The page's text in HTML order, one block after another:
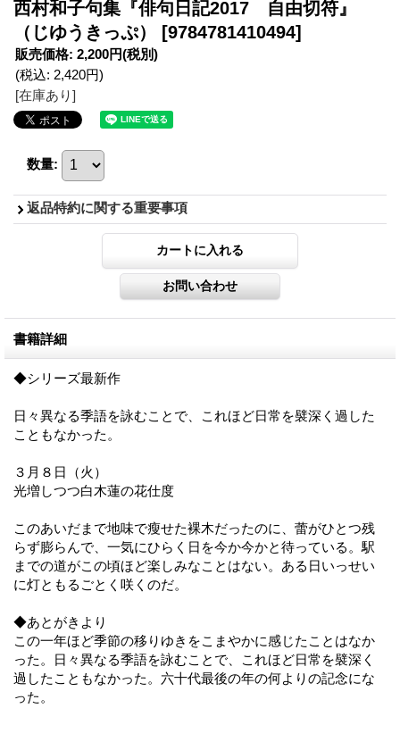
西村和子句集『俳句日記2017 自由切符』
（じゆうきっぷ）
[9784781410494]
販売価格: 2,200円(税別)
(税込: 2,420円)
[在庫あり]
数量:
返品特約に関する重要事項
書籍詳細
◆シリーズ最新作
日々異なる季語を詠むことで、これほど日常を襞深く過した
こともなかった。
３月８日（火）
光増しつつ白木蓮の花仕度
このあいだまで地味で瘦せた裸木だったのに、蕾がひとつ残
らず膨らんで、一気にひらく日を今か今かと待っている。駅
までの道がこの頃ほど楽しみなことはない。ある日いっせい
に灯ともるごとく咲くのだ。
◆あとがきより
この一年ほど季節の移りゆきをこまやかに感じたことはなか
った。日々異なる季語を詠むことで、これほど日常を襞深く
過したこともなかった。六十代最後の年の何よりの記念にな
った。